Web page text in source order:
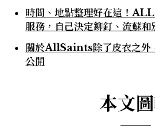
時間、地點整理好在這！
服務，自己決定鉚釘、流蘇和
關於AllSaints除了皮衣之外
公開
本文